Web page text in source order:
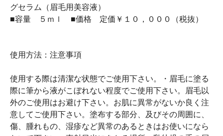
グセラム（眉毛用美容液）
■容量 ５ｍｌ ■価格 定価￥１０，０００（税抜）
使用方法：注意事項
使用する際は清潔な状態でご使用下さい。・眉毛に塗る
際に筆から液がこぼれない程度でご使用下さい。眉毛以
外のご使用はお避け下さい。お肌に異常がないか良く注
意してご使用下さい。塗布する部分、及びその周囲に、
傷、腫れもの、湿疹など異常のあるときはお使いになら